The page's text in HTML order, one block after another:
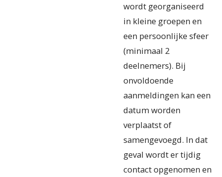
wordt georganiseerd
in kleine groepen en
een persoonlijke sfeer
(minimaal 2
deelnemers). Bij
onvoldoende
aanmeldingen kan een
datum worden
verplaatst of
samengevoegd. In dat
geval wordt er tijdig
contact opgenomen en